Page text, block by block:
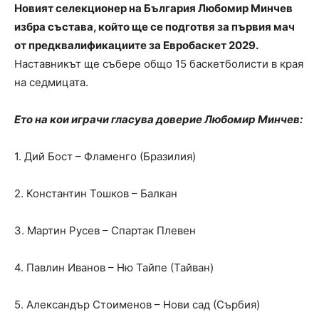
Новият селекционер на България Любомир Минчев
избра състава, който ще се подготвя за първия мач
от предквалификациите за Евробаскет 2029.
Наставникът ще събере общо 15 баскетболисти в края
на седмицата.
Ето на кои играчи гласува доверие Любомир Минчев:
1. Дий Бост – Фламенго (Бразилия)
2. Константин Тошков – Балкан
3. Мартин Русев – Спартак Плевен
4. Павлин Иванов – Ню Тайпе (Тайван)
5. Александър Стоименов – Нови сад (Сърбия)